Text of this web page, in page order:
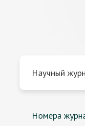
Научный
Номера